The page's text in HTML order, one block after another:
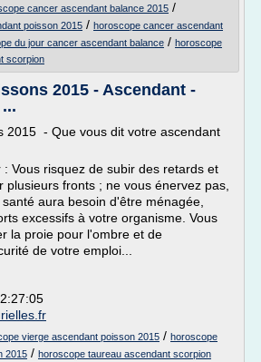
cancer ascendant balance 2015 /
poisson 2015 / horoscope cancer ascendant
du jour cancer ascendant balance / horoscope
scorpion
2015 - Ascendant -
2015 - Que vous dit votre ascendant
Vous risquez de subir des retards et
plusieurs fronts ; ne vous énervez pas,
aura besoin d'être ménagée,
excessifs à votre organisme. Vous
la proie pour l'ombre et de
de votre emploi...
vierge ascendant poisson 2015 / horoscope
2015 / horoscope taureau ascendant scorpion